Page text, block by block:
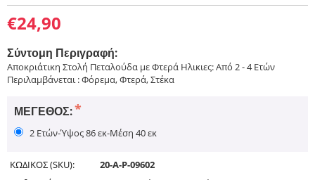
€24,90
Σύντομη Περιγραφή:
Αποκριάτικη Στολή Πεταλούδα με Φτερά Ηλικιες: Από 2 - 4 Ετών
Περιλαμβάνεται : Φόρεμα, Φτερά, Στέκα
ΜΈΓΕΘΟΣ:
2 Ετών-Ύψος 86 εκ-Μέση 40 εκ
ΚΩΔΙΚΟΣ (SKU):
20-A-P-09602